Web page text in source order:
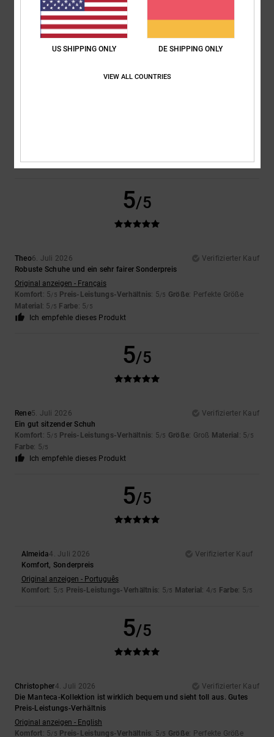
Ich empfehle dieses Produkt
5
Ich empfehle dieses Produkt
5/5
Theo6. Juli 2026
Verifizierter Kauf
Robuste Schuhe und ein sehr fairer Sonderpreis
Original anzeigen - Français
Komfort: 5/5 Preis-Leistungs-Verhältnis: 5/5 Größe: Perfekte Größe
Material : 5 /5 Farbe: 5/5
Ich empfehle dieses Produkt
5/5
Rene5. Juli 2026
Verifizierter Kauf
Ein gut sitzender Schuh
Komfort: 5/5 Preis-Leistungs-Verhältnis: 5/5 Größe: Groß Material : 5/5
Farbe: 5/5
Ich empfehle dieses Produkt
5/5
Almeida4. Juli 2026
Verifizierter Kauf
Komfort, Sonderpreis
Original anzeigen - Português
Komfort: 5/5 Preis-Leistungs-Verhältnis: 5/5 Material : 4/5 Farbe: 5/5
5/5
Christopher4. Juli 2026
Verifizierter Kauf
Die Manteca-Kollektion ist wirklich bequem und sieht toll aus. Gutes
Preis-Leistungs-Verhältnis
Original anzeigen - English
Komfort: 5/5 Preis-Leistungs-Verhältnis: 5/5 Größe: Perfekte Größe
US SHIPPING ONLY DE SHIPPING ONLY
VIEW ALL COUNTRIES